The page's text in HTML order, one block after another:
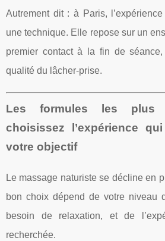
Autrement dit : à Paris,
une technique. Elle repose sur un
premier contact à la fin de
qualité du lâcher-prise.
Les formules les plus
choisissez l’expérience
votre objectif
Le massage naturiste se décline en
bon choix dépend de votre niveau
besoin de relaxation, et de
recherchée.